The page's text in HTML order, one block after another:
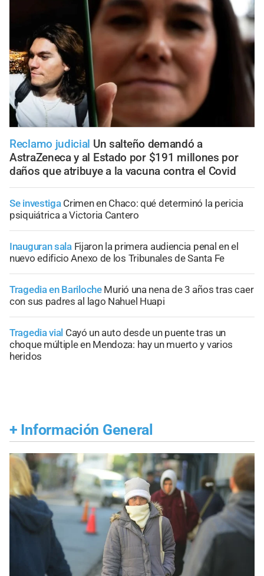
Reclamo judicial Un salteño demandó a
AstraZeneca y al Estado por $191 millones por
daños que atribuye a la vacuna contra el Covid
Se investiga Crimen en Chaco: qué determinó la pericia
psiquiátrica a Victoria Cantero
Inauguran sala Fijaron la primera audiencia penal en el
nuevo edificio Anexo de los Tribunales de Santa Fe
Tragedia en Bariloche Murió una nena de 3 años tras caer
con sus padres al lago Nahuel Huapi
Tragedia vial Cayó un auto desde un puente tras un
choque múltiple en Mendoza: hay un muerto y varios
heridos
+ Información General